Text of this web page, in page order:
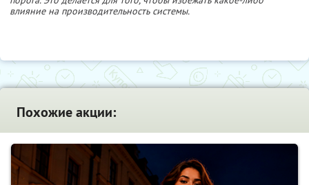
влияние на производительность системы.
Похожие акции: